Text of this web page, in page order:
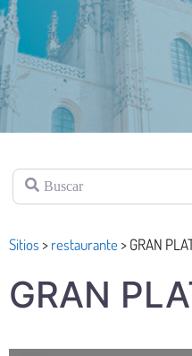
Buscar
Sitios >restaurante>GRAN
GRAN